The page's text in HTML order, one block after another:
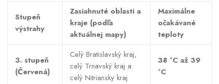
Stupeň
výstrahy
Zasiahnuté oblasti a
kraje (podľa
aktuálnej mapy)
Maximálne
očakávané
teploty
3. stupeň
(Červená)
Celý Bratislavský kraj,
celý Trnavský kraj a
celý Nitriansky kraj
38 °C až 39
°C